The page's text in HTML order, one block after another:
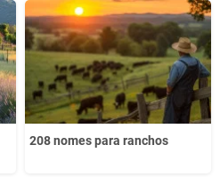
208 nomes para ranchos